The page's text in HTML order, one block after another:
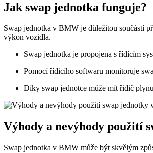
Jak swap jednotka funguje?
Swap jednotka v BMW je důležitou součástí
výkon vozidla.
Swap jednotka je propojena s řídícím
Pomocí řídicího softwaru monitoruje
Díky swap jednotce může mít řidič
Výhody a nevýhody použití
Swap jednotka v BMW může být skvělým